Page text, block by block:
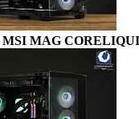
MSI MAG